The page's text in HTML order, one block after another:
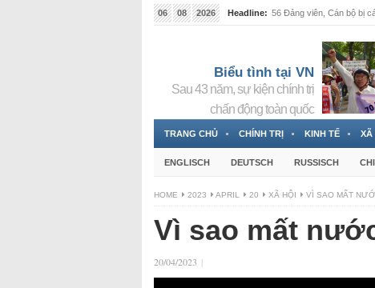
06 08 2026 Headline: 56 Đảng viên, Cán bộ bị
Biểu tình tại VN
Sau 43 năm, sự kiện chính trị
chấn động toàn quốc
TRANG CHỦ CHÍNH TRỊ KINH TẾ XÃ
ENGLISCH DEUTSCH RUSSISCH
HOME 2023 APRIL 20 XÃ HỘI VÌ SAO MẤT
Vì sao mất
20/04/2023 |